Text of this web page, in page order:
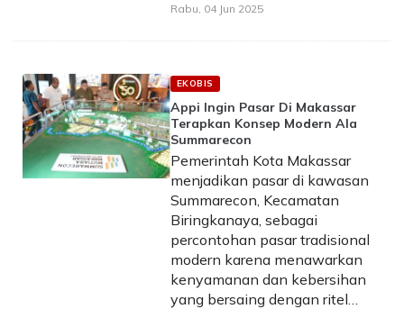
Rabu, 04 Jun 2025
EKOBIS
Appi Ingin Pasar Di Makassar
Terapkan Konsep Modern Ala
Summarecon
Pemerintah Kota Makassar
menjadikan pasar di kawasan
Summarecon, Kecamatan
Biringkanaya, sebagai
percontohan pasar tradisional
modern karena menawarkan
kenyamanan dan kebersihan
yang bersaing dengan ritel…